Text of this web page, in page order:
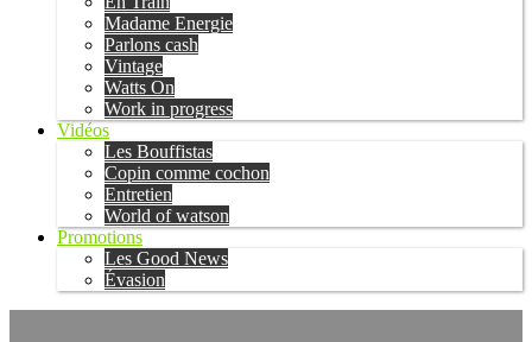
Madame Energie
Parlons cash
Vintage
Watts On
Work in progress
Vidéos
Les Bouffistas
Copin comme cochon
Entretien
World of watson
Promotions
Les Good News
Évasion